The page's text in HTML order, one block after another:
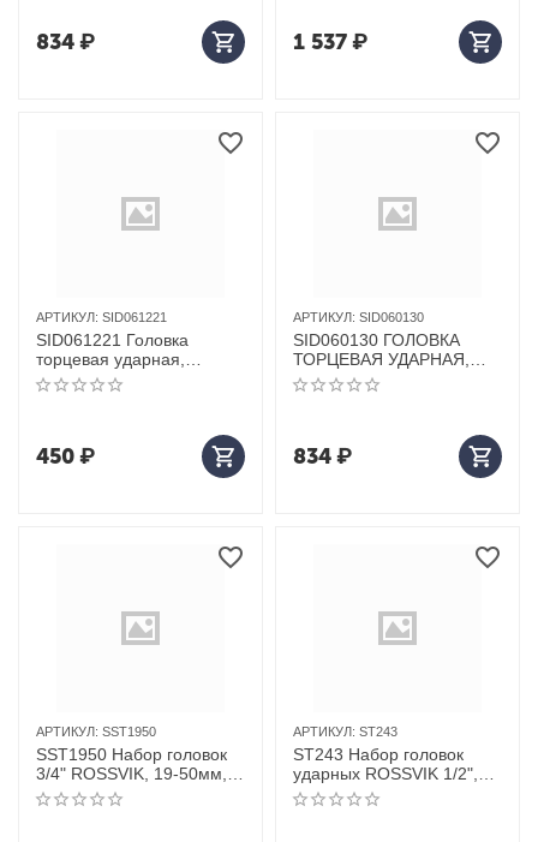
834₽ 1 537₽
АРТИКУЛ: SID061221
SID061221 Головка
торцевая ударная,
глубокая ROSSVIK, 1/2",
21мм
450₽
АРТИКУЛ: SID060130
SID060130 ГОЛОВКА
ТОРЦЕВАЯ УДАРНАЯ,
ГЛУБОКАЯ ROSSVIK, 1",
30ММ
834₽
АРТИКУЛ: SST1950
SST1950 Набор головок
3/4" ROSSVIK, 19-50мм,
20 предметов
АРТИКУЛ: ST243
ST243 Набор головок
ударных ROSSVIK 1/2",
Spline M5-M18, 8
предметов